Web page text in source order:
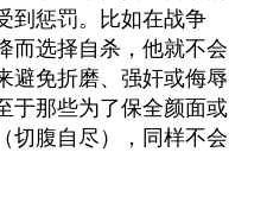
到惩罚。比如在战争
而选择自杀，他就不会
避免折磨、强奸或侮辱
于那些为了保全颜面或
切腹自尽），同样不会